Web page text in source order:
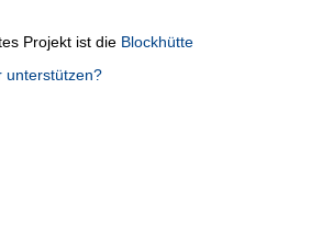
Projekt ist die Blockhütte
unterstützen?